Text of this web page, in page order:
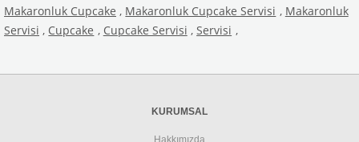
Makaronluk Cupcake , Makaronluk Cupcake Servisi , Makaronluk
Servisi , Cupcake , Cupcake Servisi , Servisi ,
KURUMSAL
Hakkımızda